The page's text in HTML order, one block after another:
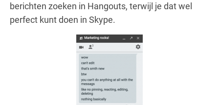
berichten zoeken in Hangouts, terwijl je dat wel
perfect kunt doen in Skype.